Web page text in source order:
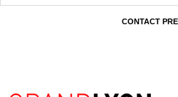
CONTACT